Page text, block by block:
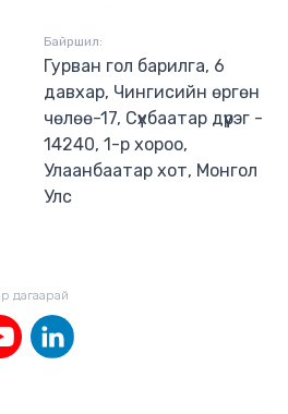
Байршил:
Гурван гол барилга, 6
давхар, Чингисийн өргөн
чөлөө-17, Сүхбаатар дүүрэг -
14240, 1-р хороо,
Улаанбаатар хот, Монгол
Улс
дагаaрай